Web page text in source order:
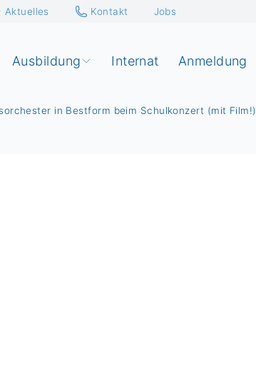
Aktuelles Kontakt Jobs
Ausbildung Internat Anmeldung
in Bestform beim Schulkonzert (mit Film!)